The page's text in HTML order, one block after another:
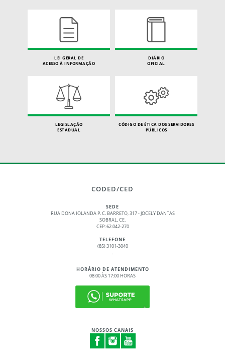
LEI GERAL DE
ACESSO À INFORMAÇÃO
DIÁRIO
OFICIAL
LEGISLAÇÃO
ESTADUAL
CÓDIGO DE ÉTICA DOS SERVIDORES
PÚBLICOS
CODED/CED
SEDE
RUA DONA IOLANDA P. C. BARRETO, 317 - JOCELY DANTAS
SOBRAL, CE.
CEP: 62.042-270
TELEFONE
(85) 3101-3040
.
HORÁRIO DE ATENDIMENTO
08:00 ÀS 17:00 HORAS
NOSSOS CANAIS